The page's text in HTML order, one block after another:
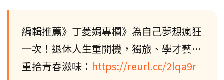
編輯推薦》丁菱娟專欄》為自己夢想瘋狂
一次！退休人生重開機，獨旅、學才藝…
重拾青春滋味： https://reurl.cc/2lqa9r